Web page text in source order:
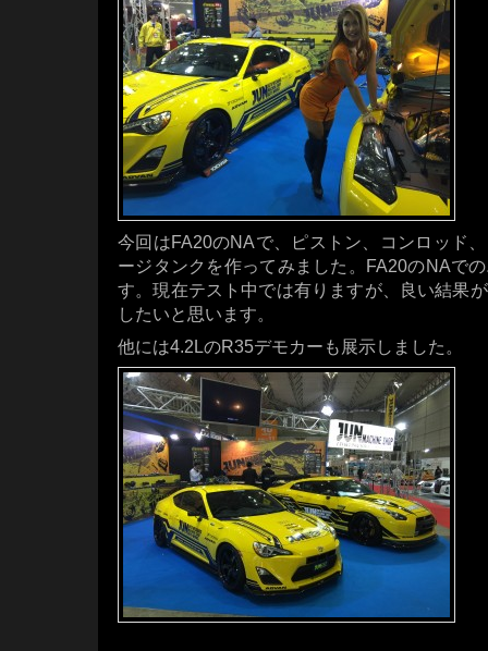
今回はFA20のNAで、ピストン、コンロッド
ージタンクを作ってみました。FA20のNAで
す。現在テスト中では有りますが、良い結果
したいと思います。
他には4.2LのR35デモカーも展示しました。